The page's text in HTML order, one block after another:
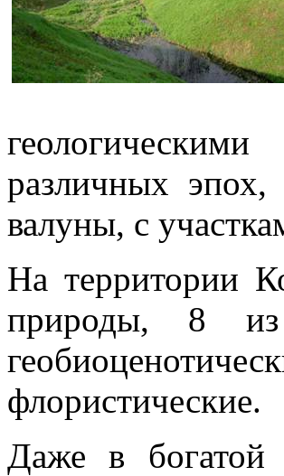
различных
валуны, с
На территории
природы, 8
флористические.
Даже в богатой